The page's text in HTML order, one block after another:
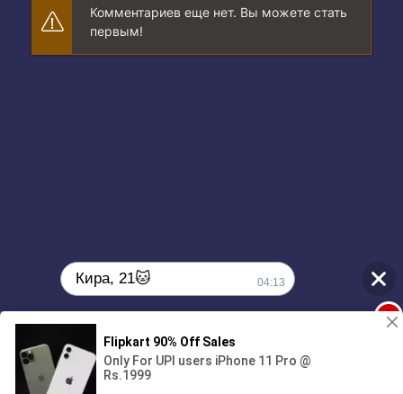
Комментариев еще нет. Вы можете стать
первым!
00:00
Кира, 21🐱 04:13
Поиграешь со мной? 💖🐾
1